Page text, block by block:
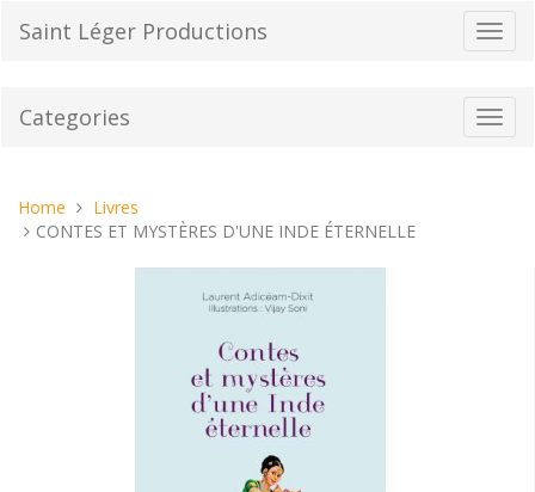
Saint Léger Productions
Categories
You
are
Home
Livres
CONTES ET MYSTÈRES D'UNE INDE ÉTERNELLE